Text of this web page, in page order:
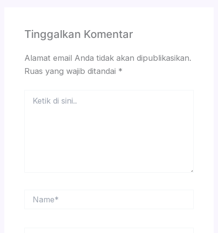
Tinggalkan Komentar
Alamat email Anda tidak akan dipublikasikan.
Ruas yang wajib ditandai *